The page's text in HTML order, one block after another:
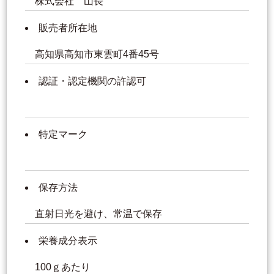
販売者所在地
高知県高知市東雲町4番45号
認証・認定機関の許認可
特定マーク
保存方法
直射日光を避け、常温で保存
栄養成分表示
100ｇあたり